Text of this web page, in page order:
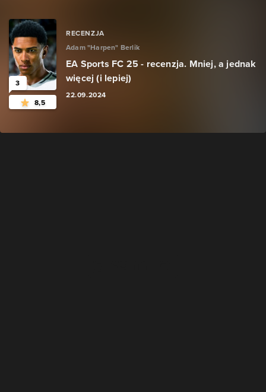
3
8,5
RECENZJA
Adam "Harpen" Berlik
EA Sports FC 25 - recenzja. Mniej, a jednak
więcej (i lepiej)
22.09.2024